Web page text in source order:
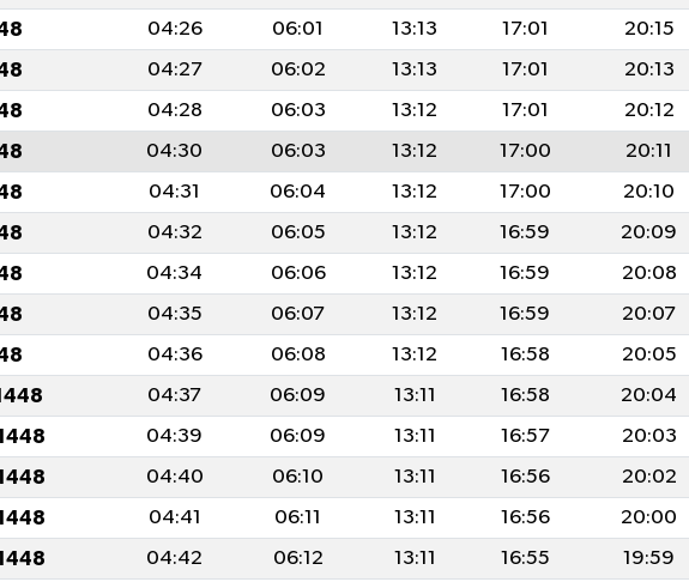
04:26 06:01 13:13 17:01 20:15
04:27 06:02 13:13 17:01 20:13
04:28 06:03 13:12 17:01 20:12
04:30 06:03 13:12 17:00 20:11
04:31 06:04 13:12 17:00 20:10
04:32 06:05 13:12 16:59 20:09
04:34 06:06 13:12 16:59 20:08
04:35 06:07 13:12 16:59 20:07
04:36 06:08 13:12 16:58 20:05
04:37 06:09 13:11 16:58 20:04
04:39 06:09 13:11 16:57 20:03
04:40 06:10 13:11 16:56 20:02
04:41 06:11 13:11 16:56 20:00
04:42 06:12 13:11 16:55 19:59